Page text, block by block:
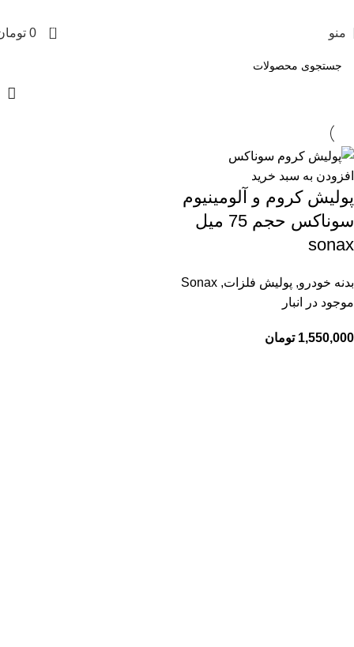
منو 0
0
افزودن به سبد خرید
پولیش کروم و آلومینیوم
سوناکس حجم 75 میل
sonax
بدنه خودرو, پولیش فلزات,
Sonax
موجود در انبار
1,550,000 تومان